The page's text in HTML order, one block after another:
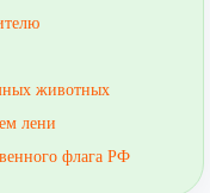
животных
лени
флага РФ